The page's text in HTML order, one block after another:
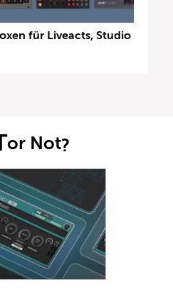
für Liveacts, Studio
or Not?